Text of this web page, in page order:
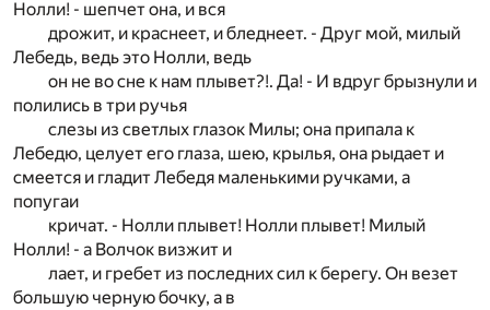
Нолли! - шепчет она, и вся
дрожит, и краснеет, и бледнеет. - Друг мой, милый
Лебедь, ведь это Нолли, ведь
он не во сне к нам плывет?!. Да! - И вдруг брызнули и
полились в три ручья
слезы из светлых глазок Милы; она припала к
Лебедю, целует его глаза, шею, крылья, она рыдает и
смеется и гладит Лебедя маленькими ручками, а
попугаи
кричат. - Нолли плывет! Нолли плывет! Милый
Нолли! - а Волчок визжит и
лает, и гребет из последних сил к берегу. Он везет
большую черную бочку, а в